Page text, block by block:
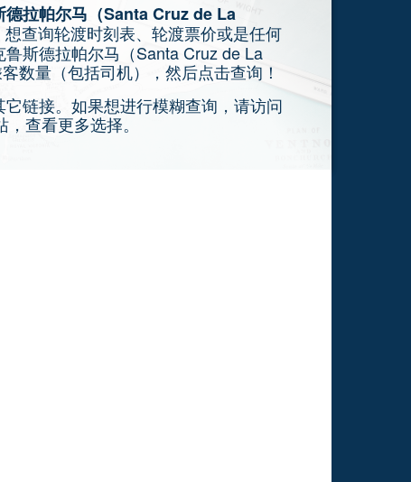
德拉帕尔马（Santa Cruz de La
查询轮渡时刻表、轮渡票价或是任何
斯德拉帕尔马（Santa Cruz de La
数量（包括司机），然后点击查询！
链接。如果想进行模糊查询，请访问
查看更多选择。